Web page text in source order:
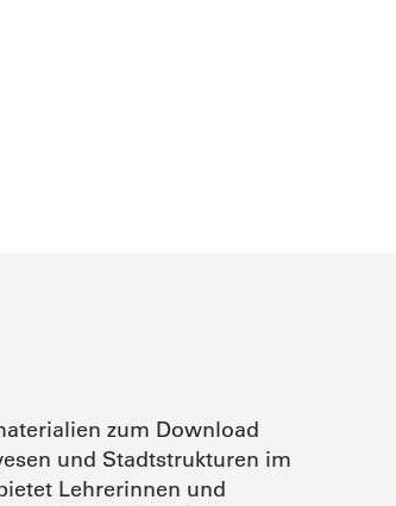
zum Download
und Stadtstrukturen im
Lehrerinnen und